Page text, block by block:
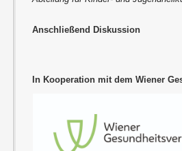
Anschließend Diskussion
In Kooperation mit dem Wiener